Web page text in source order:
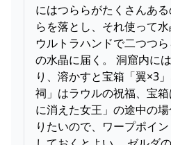
にはつららがたくさんあ
らを落とし、それ使って水
ウルトラハンドで二つつ
の水晶に届く。 洞窟内に
り、溶かすと宝箱「翼×3
祠」はラウルの祝福、宝
に消えた女王」の途中の
りたいので、ワープポイ